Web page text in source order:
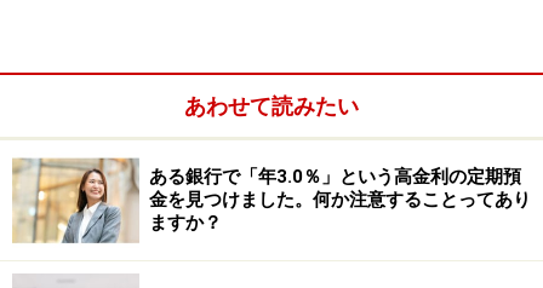
1. 買いだめをしない
買いたいものが割引になっていたり、ポイントが3倍に
なっていたりするとうれしいものです。洗剤や化粧品、
あわせて読みたい
ある銀行で「年3.0％」という高金利の定期預
金を見つけました。何か注意することってあり
ますか？